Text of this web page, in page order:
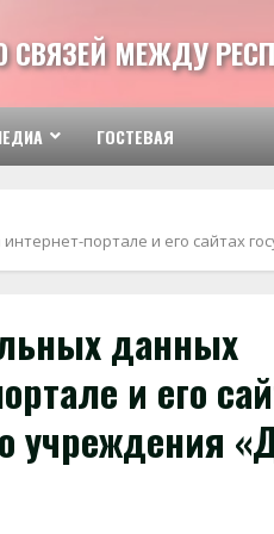
МЕЖДУ
ГОСТЕВАЯ
портале и его сайтах
данных
и его
учреждения